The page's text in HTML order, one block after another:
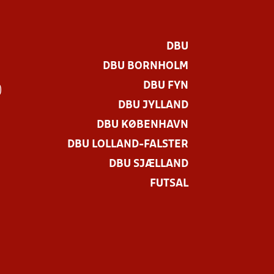
DBU
DBU BORNHOLM
DBU FYN
DBU JYLLAND
DBU KØBENHAVN
DBU LOLLAND-FALSTER
DBU SJÆLLAND
FUTSAL